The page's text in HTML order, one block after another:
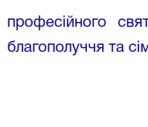
професійного
благополуччя та